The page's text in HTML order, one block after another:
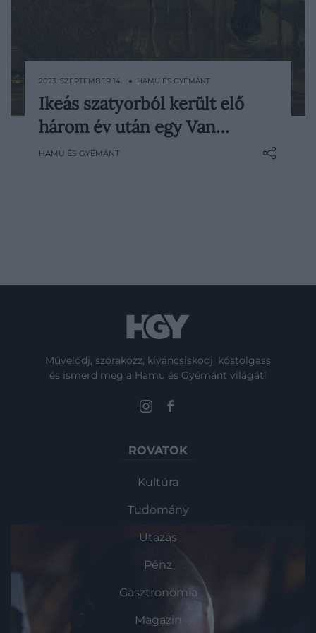
A festő 1884-es A nueneni presbitérium
kertje tavasszal című alkotása 2020
márciusában tűnt el egy holland
2023. SZEPTEMBER 14. ● HAMU ÉS GYÉMÁNT
Ikeás szatyorból került elő
három év után egy Van…
HAMU ÉS GYÉMÁNT
Művelődj, szórakozz, kíváncsiskodj, kóstolgass
és ismerd meg a Hamu és Gyémánt világát!
ROVATOK
Kultúra
Tudomány
Utazás
Pénz
Gasztronómia
Magazin